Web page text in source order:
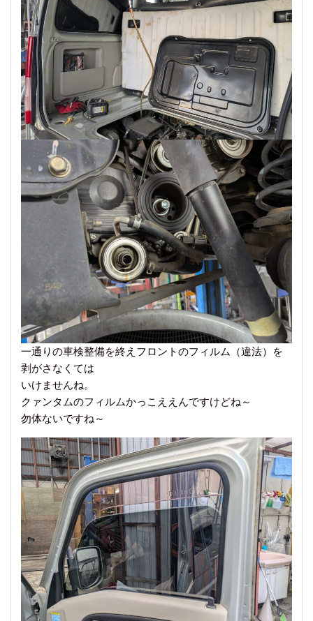
一通りの車検整備を終えフロントのフィルム（違法）を
剥がさなくては
いけませんね。
クァンタムのフィルムかっこええんですけどね～
勿体ないですね～